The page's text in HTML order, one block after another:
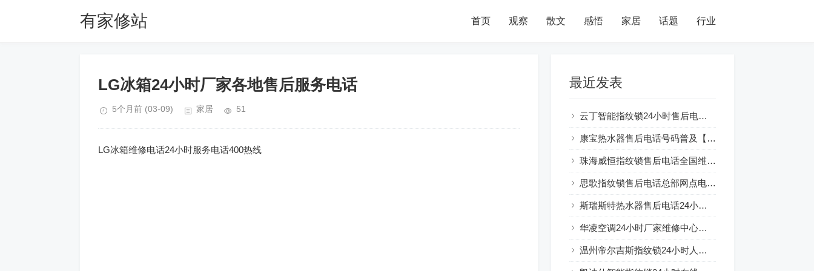
有家修站 首页 观察 散文 感悟 家居 话题 行业
LG冰箱24小时厂家各地售后服务电话
5个月前 (03-09) 家居 51
LG冰箱维修电话24小时服务电话400热线
最近发表
云丁智能指纹锁24小时售后电话人工400客服电话
康宝热水器售后电话号码普及【燃气热水器水气双调：节能环保新选择】
珠海威恒指纹锁售后电话全国维修网点及电话号码查询
思歌指纹锁售后电话总部网点电话查询
斯瑞斯特热水器售后电话24小时解释☞房东装热水器可以吗？注意事项一览
华凌空调24小时厂家维修中心服务总部
温州帝尔吉斯指纹锁24小时人工服务热线电话全国